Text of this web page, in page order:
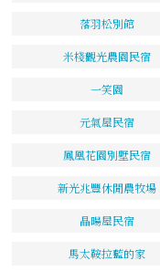
落羽松別館
米棧觀光農園民宿
一笑園
元氣屋民宿
鳳凰花園別墅民宿
新光兆豐休閒農牧場
晶暘屋民宿
馬太鞍拉藍的家